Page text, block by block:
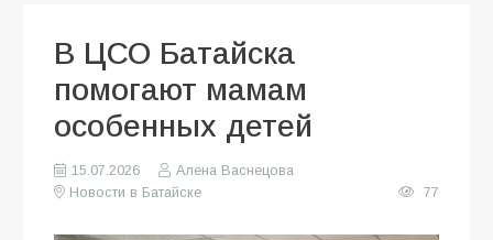
В ЦСО Батайска
помогают мамам
особенных детей
15.07.2026
Алена Васнецова
Новости в Батайске
77